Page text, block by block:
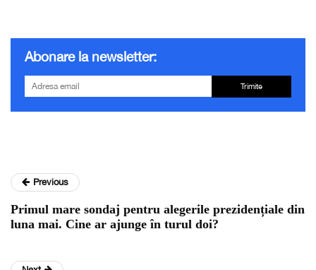
Abonare la newsletter:
Trimite
Previous
Primul mare sondaj pentru alegerile prezidențiale din
luna mai. Cine ar ajunge în turul doi?